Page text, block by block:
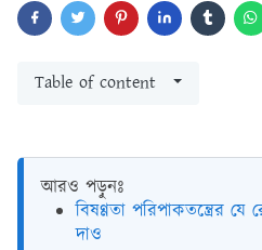
Table of content
আরও পড়ুনঃ
বিষণ্ণতা পরিপাকতন্ত্রের
দাও